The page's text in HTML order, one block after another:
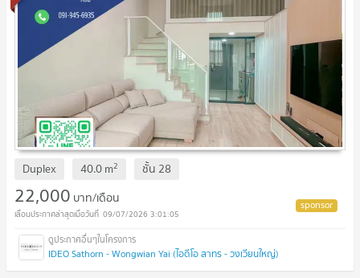
Duplex 40.0m2 ชั้น 28
22,000 บาท/เดือน
09/07/2026 3:01:05
IDEO Sathorn - Wongwian Yai (ไอดีโอ สาทร - วงเวียนใหญ่)